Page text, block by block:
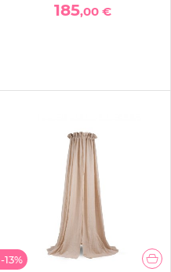
185,00 €
-13%